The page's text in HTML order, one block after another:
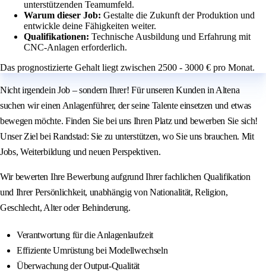
unterstützenden Teamumfeld.
Warum dieser Job: Gestalte die Zukunft der Produktion und
entwickle deine Fähigkeiten weiter.
Qualifikationen: Technische Ausbildung und Erfahrung mit
CNC-Anlagen erforderlich.
Das prognostizierte Gehalt liegt zwischen 2500 - 3000 € pro Monat.
Nicht irgendein Job – sondern Ihrer! Für unseren Kunden in Altena
suchen wir einen Anlagenführer, der seine Talente einsetzen und etwas
bewegen möchte. Finden Sie bei uns Ihren Platz und bewerben Sie sich!
Unser Ziel bei Randstad: Sie zu unterstützen, wo Sie uns brauchen. Mit
Jobs, Weiterbildung und neuen Perspektiven.
Wir bewerten Ihre Bewerbung aufgrund Ihrer fachlichen Qualifikation
und Ihrer Persönlichkeit, unabhängig von Nationalität, Religion,
Geschlecht, Alter oder Behinderung.
Verantwortung für die Anlagenlaufzeit
Effiziente Umrüstung bei Modellwechseln
Überwachung der Output-Qualität